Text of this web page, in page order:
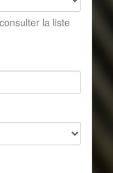
la liste